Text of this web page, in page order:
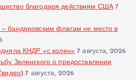
благодаря действиям США 7
бандеровским флагам не место в
КНДР «с колен» 7 августа, 2026
Зеленского о предоставлении
7 августа, 2026